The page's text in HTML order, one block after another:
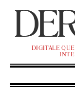
DI­GI­TA­LE